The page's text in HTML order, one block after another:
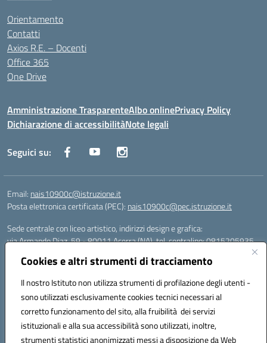
Cookies e altri strumenti di tracciamento
Il nostro Istituto non utilizza strumenti di profilazione degli utenti -
sono utilizzati esclusivamente cookies tecnici necessari al
corretto funzionamento del sito, alla fruibilità dei servizi
istituzionali e alla sua accessibilità sono utilizzati, inoltre,
strumenti statistici anonimizzati messi a disposizione da Web
Orientamento
Contatti
Axios R.E. – Docenti
Office 365
One Drive
Amministrazione TrasparenteAlbo onlinePrivacy Policy
Dichiarazione di accessibilitàNote legali
Seguici su:
Email: nais10900c@istruzione.it
Posta elettronica certificata (PEC): nais10900c@pec.istruzione.it
Sede centrale con liceo artistico, indirizzi design e grafica:
via Armando Diaz, 59 - 80011 Acerra (NA), tel. centralino: 0815205935
via T. Campanella, 80011 Acerra (NA), tel/fax: 0818850905
Sede succursale con liceo musicale:
via S. Pellico, 80011 Acerra (NA), tel: 08119660921
Email: nais10900c@istruzione.it | PEC: nais10900c@pec.istruzione.it |
Nome Ufficio PA: Uff_eFatturaPA | Codice Univoco ufficio: UFOYYV |
C.Fisc: 93056740637